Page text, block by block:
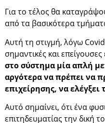
Για το τέλος θα
από τα βασικότερα
Αυτή τη στιγμή, λόγω
σημαντικές και
στο σύστημα μία απλή
αργότερα να πρέπει να
επιχείρησης, να
Αυτό σημαίνει, ότι ένα
επιτηδευματίας την δική